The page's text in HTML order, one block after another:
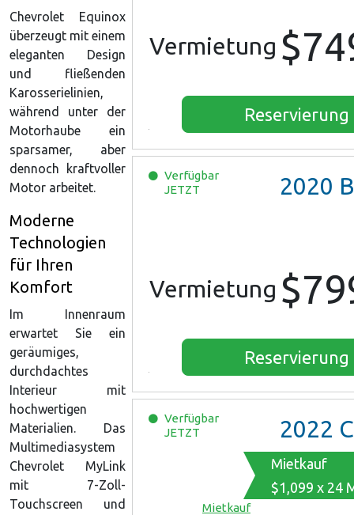
Vermietung
Reservierung
Verfügbar
JETZT
2020
Vermietung
Reservierung
Verfügbar
JETZT
2022
Mietkauf
$1,099 x 24
Mietkauf
Chevrolet Equinox
überzeugt mit einem
eleganten Design
und fließenden
Karosserielinien,
während unter der
Motorhaube ein
sparsamer, aber
dennoch kraftvoller
Motor arbeitet.
Moderne
Technologien
für Ihren
Komfort
Im Innenraum
erwartet Sie ein
geräumiges,
durchdachtes
Interieur mit
hochwertigen
Materialien. Das
Multimediasystem
Chevrolet MyLink
mit 7-Zoll-
Touchscreen und